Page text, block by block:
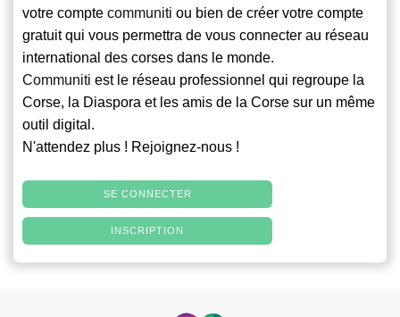
votre compte communiti ou bien de créer votre compte
gratuit qui vous permettra de vous connecter au réseau
international des corses dans le monde.
Communiti est le réseau professionnel qui regroupe la
Corse, la Diaspora et les amis de la Corse sur un même
outil digital.
N'attendez plus ! Rejoignez-nous !
SE CONNECTER
INSCRIPTION